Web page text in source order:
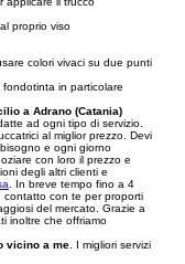
proprio viso
colori vivaci su due punti
in particolare
a Adrano (Catania)
ad ogni tipo di servizio.
al miglior prezzo. Devi
e ogni giorno
con loro il prezzo e
degli altri clienti e
. In breve tempo fino a 4
contatto con te per proporti
del mercato. Grazie a
inoltre che offriamo
vicino a me . I migliori servizi